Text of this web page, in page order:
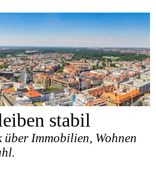
stabil
über Immobilien, Wohnen